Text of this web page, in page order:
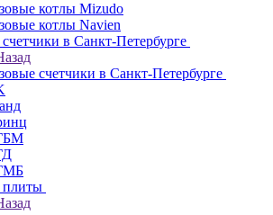
котлы Mizudo
котлы Navien
в Санкт-Петербурге
счетчики в Санкт-Петербурге
плиты